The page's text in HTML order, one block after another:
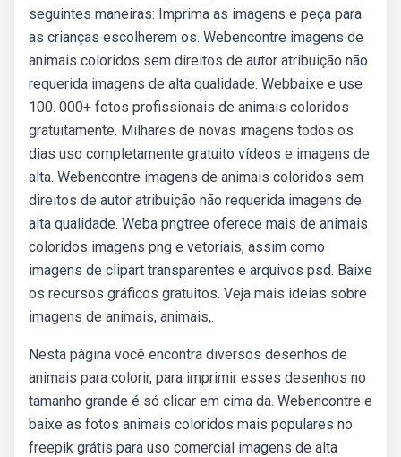
seguintes maneiras: Imprima as imagens e peça para
as crianças escolherem os. Webencontre imagens de
animais coloridos sem direitos de autor atribuição não
requerida imagens de alta qualidade. Webbaixe e use
100. 000+ fotos profissionais de animais coloridos
gratuitamente. Milhares de novas imagens todos os
dias uso completamente gratuito vídeos e imagens de
alta. Webencontre imagens de animais coloridos sem
direitos de autor atribuição não requerida imagens de
alta qualidade. Weba pngtree oferece mais de animais
coloridos imagens png e vetoriais, assim como
imagens de clipart transparentes e arquivos psd. Baixe
os recursos gráficos gratuitos. Veja mais ideias sobre
imagens de animais, animais,.
Nesta página você encontra diversos desenhos de
animais para colorir, para imprimir esses desenhos no
tamanho grande é só clicar em cima da. Webencontre e
baixe as fotos animais coloridos mais populares no
freepik grátis para uso comercial imagens de alta